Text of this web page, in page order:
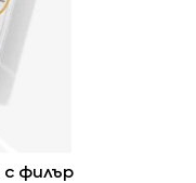
с филър